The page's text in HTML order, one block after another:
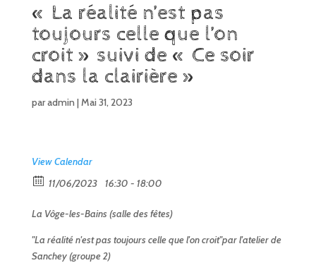
« La réalité n’est pas
toujours celle que l’on
croit » suivi de « Ce soir
dans la clairière »
paradmin |Mai 31, 2023
View Calendar
11/06/2023
16:30 - 18:00
La Vôge-les-Bains (salle des fêtes)
"La réalité n'est pas toujours celle que l'on croit"par l'atelier de
Sanchey (groupe 2)